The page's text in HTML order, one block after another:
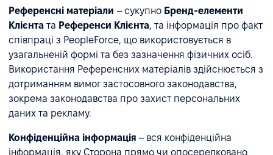
Референсні матеріали – сукупно Бренд-елементи
Клієнта та Референси Клієнта, та інформація про факт
співпраці з PeopleForce, що використовується в
узагальненій формі та без зазначення фізичних осіб.
Використання Референсних матеріалів здійснюється з
дотриманням вимог застосовного законодавства,
зокрема законодавства про захист персональних
даних та рекламу.
Конфіденційна інформація – вся конфіденційна
інформація, яку Сторона прямо чи опосередковано